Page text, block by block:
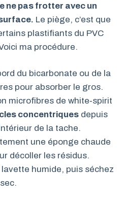
ne pas frotter avec un
Le piège, c’est que
plastifiants du PVC
ma procédure.
du bicarbonate ou de la
pour absorber le gros.
microfibres de white‑spirit
concentriques depuis
de la tache.
une éponge chaude
décoller les résidus.
humide, puis séchez